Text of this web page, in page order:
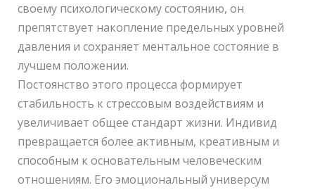
своему психологическому состоянию, он
препятствует накопление предельных уровней
давления и сохраняет ментальное состояние в
лучшем положении.
Постоянство этого процесса формирует
стабильность к стрессовым воздействиям и
увеличивает общее стандарт жизни. Индивид
превращается более активным, креативным и
способным к основательным человеческим
отношениям. Его эмоциональный универсум